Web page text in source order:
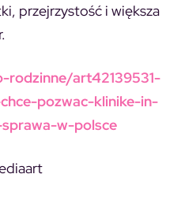
przejrzystość i większa
art42139531-
pozwac-klinike-in-
w-polsce